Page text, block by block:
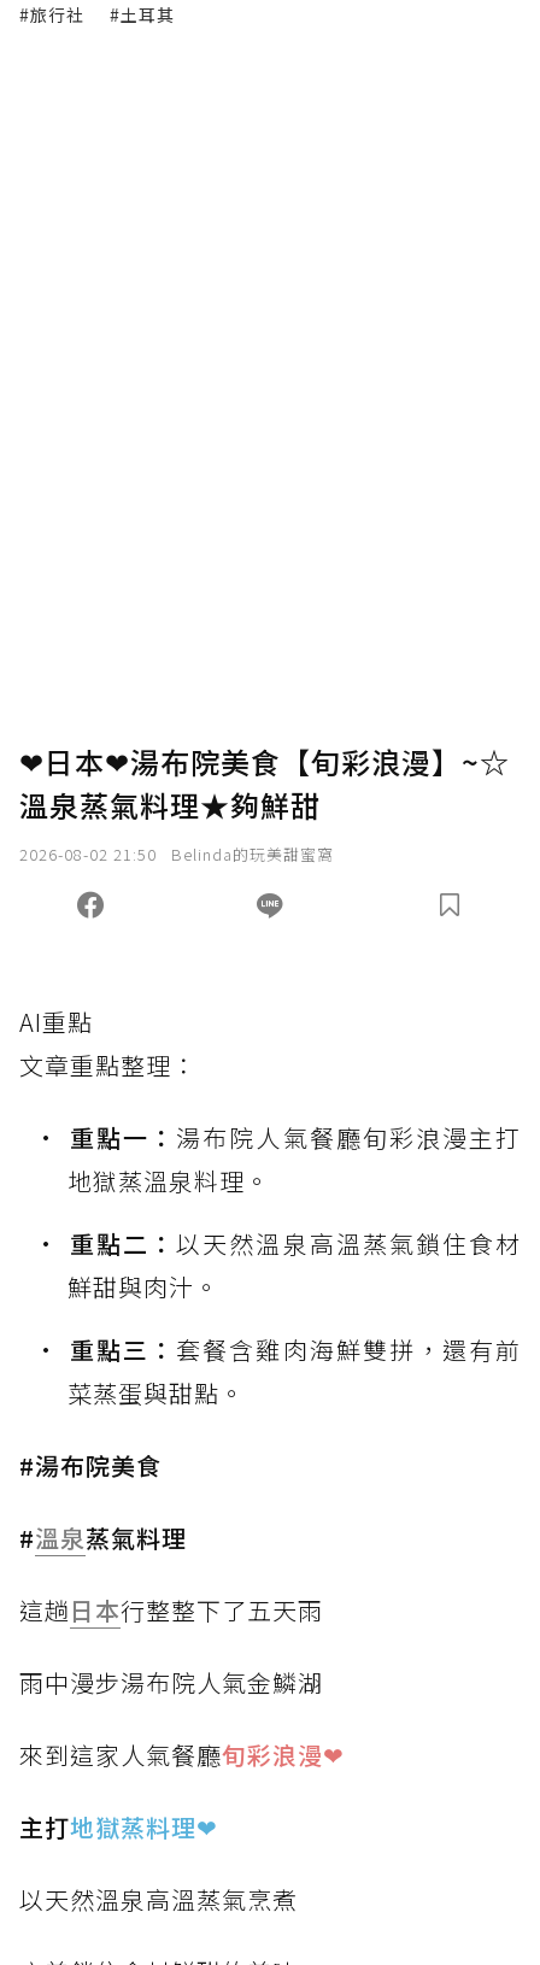
#旅行社 #土耳其
❤日本❤湯布院美食【旬彩浪漫】~☆
溫泉蒸氣料理★夠鮮甜
2026-08-02 21:50 Belinda的玩美甜蜜窩
AI重點
文章重點整理：
重點一： 湯布院人氣餐廳旬彩浪漫主打
地獄蒸溫泉料理。
重點二：以天然溫泉高溫蒸氣鎖住食材
鮮甜與肉汁。
重點三： 套餐含雞肉海鮮雙拼，還有前
菜蒸蛋與甜點。
#湯布院美食
#溫泉蒸氣料理
這趟日本行整整下了五天雨
雨中漫步湯布院人氣金鱗湖
來到這家人氣餐廳旬彩浪漫❤
主打地獄蒸料理❤
以天然溫泉高溫蒸氣烹煮